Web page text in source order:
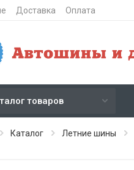
Доставка Оплата
шипованные шины
товаров
Каталог Летние шины